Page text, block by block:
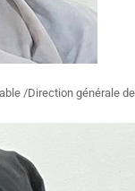
/Direction générale